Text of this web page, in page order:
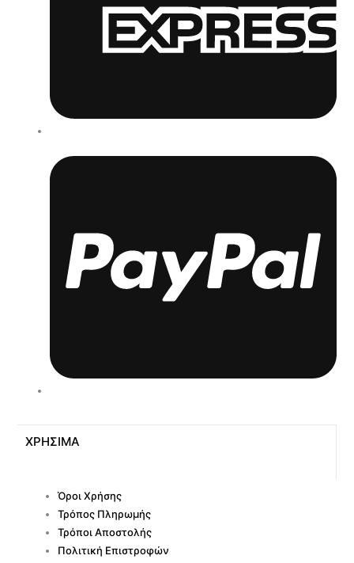
ΧΡΗΣΙΜΑ
Όροι Χρήσης
Τρόπος Πληρωμής
Τρόποι Αποστολής
Πολιτική Επιστροφών